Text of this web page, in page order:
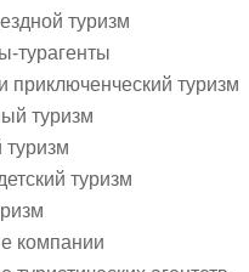
туризм
турагенты
приключенческий туризм
туризм
туризм
туризм
компании